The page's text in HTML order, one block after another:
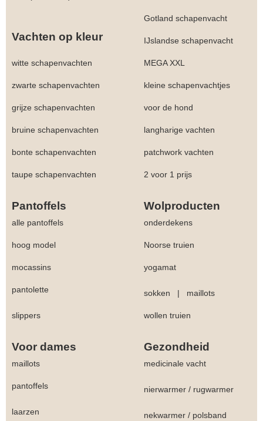
Gotland schapenvacht
Vachten op kleur IJslandse schapenvacht
witte schapenvachten MEGA XXL
zwarte schapenvachten kleine schapenvachtjes
grijze schapenvachten voor de hond
bruine schapenvachten langharige vachten
bonte schapenvachten patchwork vachten
taupe schapenvachten 2 voor 1 prijs
Pantoffels Wolproducten
alle pantoffels onderdekens
hoog model Noorse truien
mocassins yogamat
pantolette sokken | maillots
slippers wollen truien
Voor dames Gezondheid
maillots medicinale vacht
pantoffels nierwarmer / rugwarmer
laarzen nekwarmer / polsband